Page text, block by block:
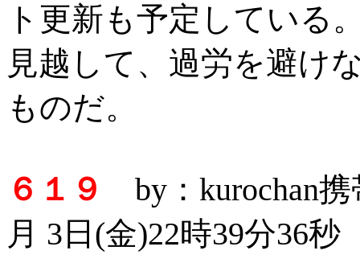
ト更新も予定している
見越して、過労を避け
ものだ。
６１９
by：kurochan
月 3日(金)22時39分36秒